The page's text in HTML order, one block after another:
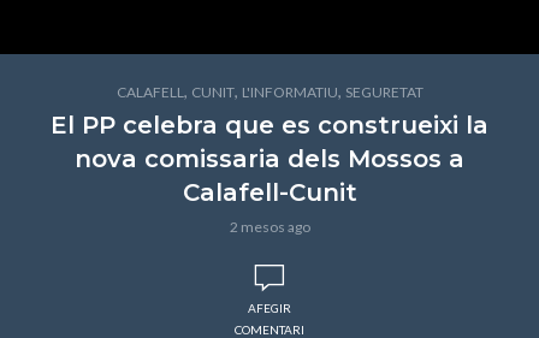
CALAFELL, CUNIT, L'INFORMATIU, SEGURETAT
El PP celebra que es construeixi la
nova comissaria dels Mossos a
Calafell-Cunit
2 mesos ago
AFEGIR
COMENTARI